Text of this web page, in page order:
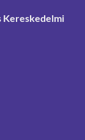
Kereskedelmi